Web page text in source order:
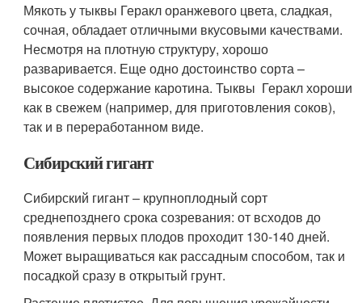
Мякоть у тыквы Геракл оранжевого цвета, сладкая,
сочная, обладает отличными вкусовыми качествами.
Несмотря на плотную структуру, хорошо
разваривается. Еще одно достоинство сорта –
высокое содержание каротина. Тыквы Геракл хороши
как в свежем (например, для приготовления соков),
так и в переработанном виде.
Сибирский гигант
Сибирский гигант – крупноплодный сорт
среднепозднего срока созревания: от всходов до
появления первых плодов проходит 130-140 дней.
Может выращиваться как рассадным способом, так и
посадкой сразу в открытый грунт.